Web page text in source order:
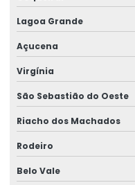
Lagoa Grande
Açucena
Virgínia
São Sebastião do Oeste
Riacho dos Machados
Rodeiro
Belo Vale